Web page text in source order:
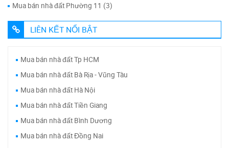
Mua bán nhà đất Phường 11 (3)
LIÊN KẾT NỔI BẬT
Mua bán nhà đất Tp HCM
Mua bán nhà đất Bà Rịa - Vũng Tàu
Mua bán nhà đất Hà Nội
Mua bán nhà đất Tiền Giang
Mua bán nhà đất Bình Dương
Mua bán nhà đất Đồng Nai